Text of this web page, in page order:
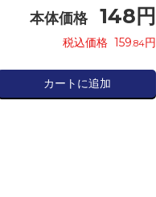
本体価格 148 円
税込価格 159.84円
カートに追加